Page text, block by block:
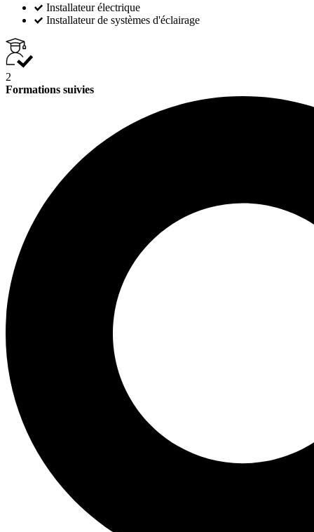
Installateur électrique
Installateur de systèmes d'éclairage
2
Formations suivies